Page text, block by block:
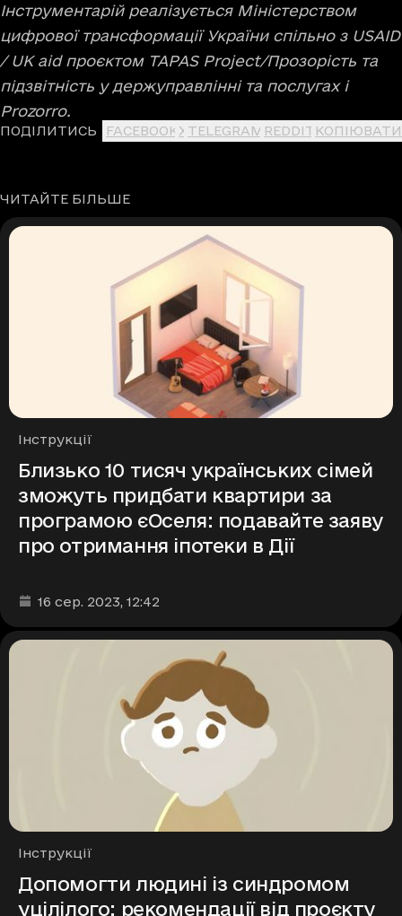
Інструментарій реалізується Міністерством
цифрової трансформації України спільно з USAID
/ UK aid проєктом TAPAS Project/Прозорість та
підзвітність у держуправлінні та послугах і
Prozorro.
ПОДІЛИТИСЬ FACEBOOK X TELEGRAM REDDIT КОПІЮВАТИ
ЧИТАЙТЕ БІЛЬШЕ
Рубрики
Інструкції
Близько 10 тисяч українських сімей
зможуть придбати квартири за
програмою єОселя: подавайте заяву
про отримання іпотеки в Дії
Дата та час публікації
16 сер. 2023, 12:42
Рубрики
Інструкції
Допомогти людині із синдромом
уцілілого: рекомендації від проєкту